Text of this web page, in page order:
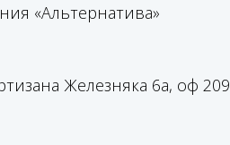
«Альтернатива»
Железняка 6а, оф 209